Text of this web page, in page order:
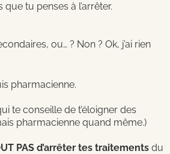
tu penses à l’arrêter.
ou… ? Non ? Ok, j’ai rien
pharmacienne.
te conseille de t’éloigner des
pharmacienne quand même.)
PAS d’arrêter tes traitements du